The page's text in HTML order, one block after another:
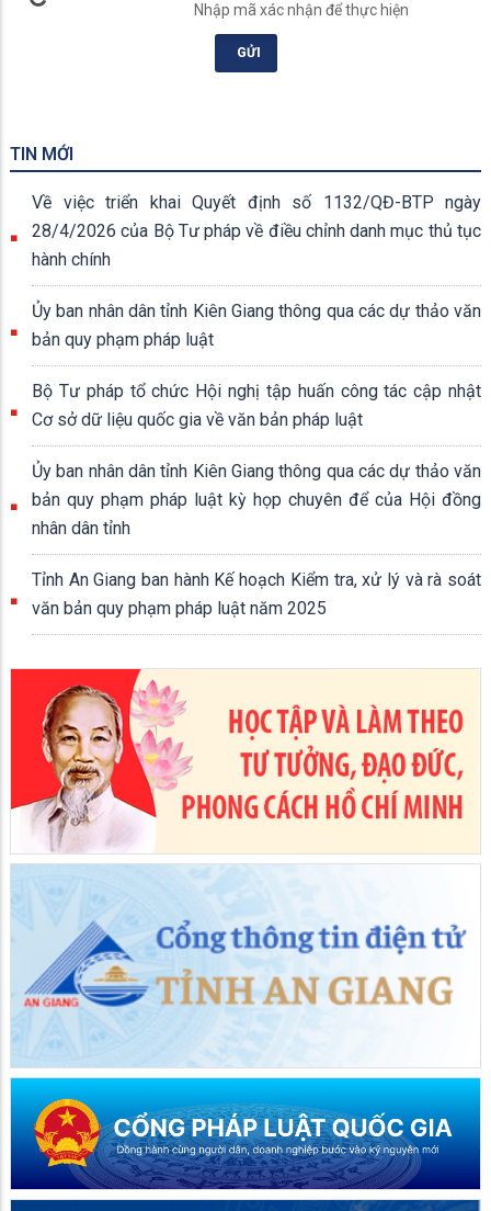
Nhập mã xác nhận để thực hiện
TIN MỚI
Về việc triển khai Quyết định số 1132/QĐ-BTP ngày
28/4/2026 của Bộ Tư pháp về điều chỉnh danh mục thủ tục
hành chính
Ủy ban nhân dân tỉnh Kiên Giang thông qua các dự thảo văn
bản quy phạm pháp luật
Bộ Tư pháp tổ chức Hội nghị tập huấn công tác cập nhật
Cơ sở dữ liệu quốc gia về văn bản pháp luật
Ủy ban nhân dân tỉnh Kiên Giang thông qua các dự thảo văn
bản quy phạm pháp luật kỳ họp chuyên để của Hội đồng
nhân dân tỉnh
Tỉnh An Giang ban hành Kế hoạch Kiểm tra, xử lý và rà soát
văn bản quy phạm pháp luật năm 2025